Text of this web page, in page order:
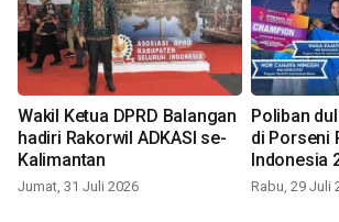
Wakil Ketua DPRD Balangan
hadiri Rakorwil ADKASI se-
Kalimantan
Jumat, 31 Juli 2026
Poliban
di Porseni
Indonesia
Rabu, 29 Juli